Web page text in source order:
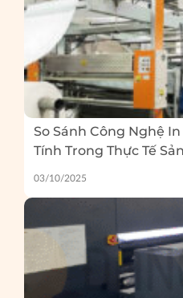
So Sánh Công Nghệ
Tính Trong Thực Tế
03/10/2025